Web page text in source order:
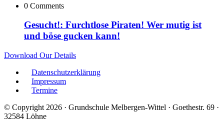
0 Comments
Gesucht!: Furchtlose Piraten! Wer mutig ist
und böse gucken kann!
Download Our Details
Datenschutzerklärung
Impressum
Termine
© Copyright 2026 · Grundschule Melbergen-Wittel · Goethestr. 69 ·
32584 Löhne